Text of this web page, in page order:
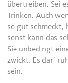
übertreiben. Sei
Trinken. Auch
so gut schmeckt,
sonst kann das
Sie unbedingt
zwickt. Es darf
sein.